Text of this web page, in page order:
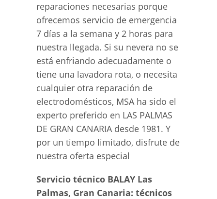
reparaciones necesarias porque
ofrecemos servicio de emergencia
7 días a la semana y 2 horas para
nuestra llegada. Si su nevera no se
está enfriando adecuadamente o
tiene una lavadora rota, o necesita
cualquier otra reparación de
electrodomésticos, MSA ha sido el
experto preferido en LAS PALMAS
DE GRAN CANARIA desde 1981. Y
por un tiempo limitado, disfrute de
nuestra oferta especial
Servicio técnico BALAY Las
Palmas, Gran Canaria: técnicos